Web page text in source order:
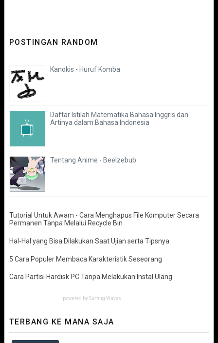
POSTINGAN RANDOM
Kanokis - Huruf Komba
Daftar Istilah Matematika Bahasa Inggris dan
Artinya dalam Bahasa Indonesia
Tentang Anime - Beelzebub
Tutorial Untuk Awam - Cara Menghapus File Komputer Secara
Permanen Tanpa Melalui Recycle Bin
Hal-Hal yang Bisa Dilakukan Saat Ujian serta Tipsnya
5 Cara Populer Membaca Karakteristik Seseorang
Cara Partisi Hardisk PC Tanpa Melakukan Instal Ulang
powered by Surfing Waves
TERBANG KE MANA SAJA